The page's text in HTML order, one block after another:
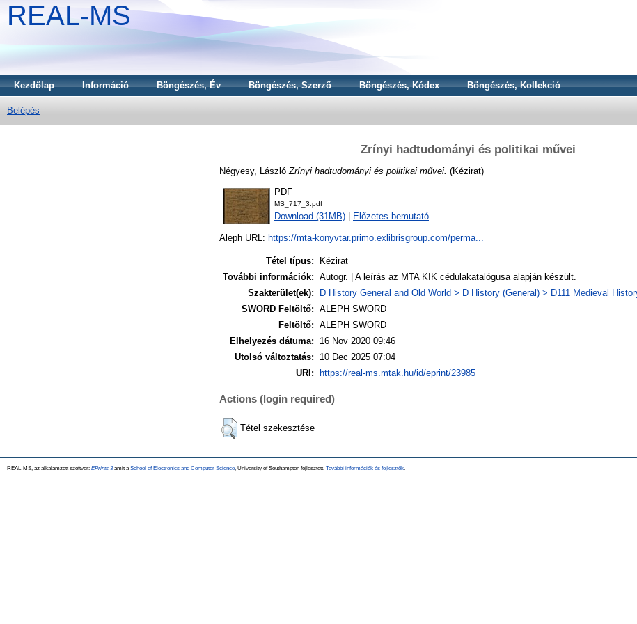
REAL-MS
Kezdőlap Információ Böngészés, Év Böngészés, Szerző Böngészés, Kódex Böngészés, Kollekció
Belépés
Zrínyi hadtudományi és politikai művei
Négyesy, László Zrínyi hadtudományi és politikai művei. (Kézirat)
PDF
MS_717_3.pdf
Download (31MB) Előzetes bemutató
Aleph URL: https://mta-konyvtar.primo.exlibrisgroup.com/perma...
Tétel típus:
Kézirat
További információk: Autogr. | A leírás az MTA KIK cédulakatalógusa alapján készült.
Szakterület(ek):
D History General and Old World > D History (General) > D111 Medieval
SWORD Feltöltő: ALEPH SWORD
Feltöltő: ALEPH SWORD
Elhelyezés dátuma:
16 Nov 2020 09:46
Utolsó változtatás:
10 Dec 2025 07:04
URI:
https://real-ms.mtak.hu/id/eprint/23985
Actions (login required)
Tétel szekesztése
REAL-MS, az alkalamzott szoftver: EPrints 3amit a School of Electronics and Computer Science , University of Southampton fejlesztett. További információk és fejlesztők